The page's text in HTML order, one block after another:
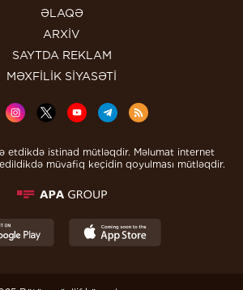
ƏLAQƏ
ARXİV
SAYTDA REKLAM
MƏXFİLİK SİYASƏTİ
etdikdə istinad mütləqdir. Məlumat internet
müvafiq keçidin qoyulması mütləqdir.